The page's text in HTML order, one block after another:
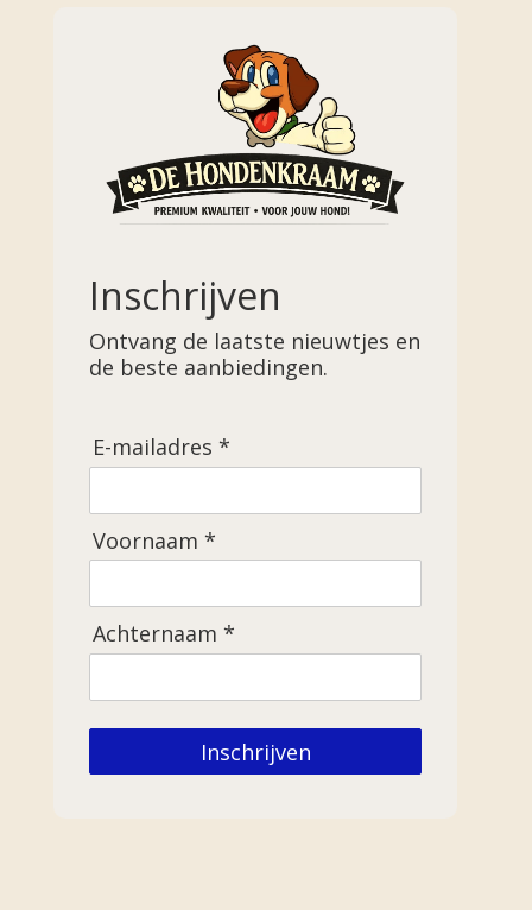
Inschrijven
Ontvang de laatste nieuwtjes en
de beste aanbiedingen.
E-mailadres *
Voornaam *
Achternaam *
Inschrijven